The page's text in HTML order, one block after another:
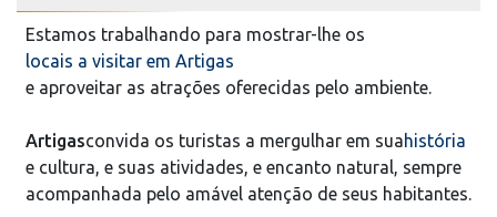
Estamos trabalhando para mostrar-lhe os
locais a visitar em Artigas
e aproveitar as atrações oferecidas pelo ambiente.
Artigasconvida os turistas a mergulhar em suahistória
e cultura, e suas atividades, e encanto natural, sempre
acompanhada pelo amável atenção de seus habitantes.